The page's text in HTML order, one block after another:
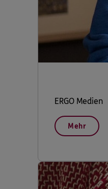
ERGO Medien
Mehr